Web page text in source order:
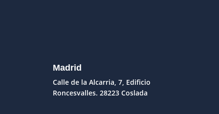
Madrid
Calle de la Alcarria, 7, Edificio
Roncesvalles. 28223 Coslada